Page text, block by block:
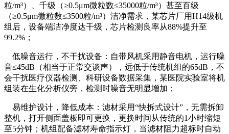
粒/m³）、千级（≥0.5μm微粒数≤35000粒/m³）甚至百级
（≥0.5μm微粒数≤3500粒/m³）洁净需求，某芯片厂用H14级机
组后，设备端洁净度达千级，芯片检测良率从88%提升至
99.2%；
低噪音运行，不干扰设备：自带风机采用静音电机，运行噪
音≤45dB（相当于正常交谈声），远低于传统机组的65dB，不
会干扰医疗仪器检测、科研设备数据采集，某医院实验室将机
组装在生化分析仪旁，检测时噪音无明显增加；
易维护设计，降低成本：滤材采用“快拆式设计”，无需拆卸
整机，打开侧面盖板即可更换，更换时间从传统的1小时缩短
至5分钟；机组配备滤材寿命指示灯，当滤材阻力超标时自动